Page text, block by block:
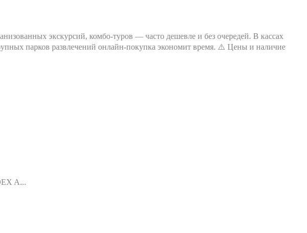
экскурсий, комбо-туров — часто дешевле и без очередей. В кассах
парков развлечений онлайн-покупка экономит время. ⚠️ Цены и наличие
A...